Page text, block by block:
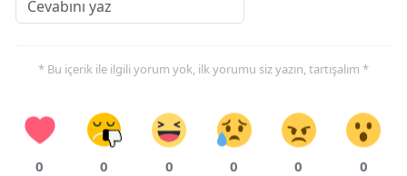
* Bu içerik ile ilgili yorum yok, ilk yorumu siz yazın, tartışalım *
0 0 0 0 0 0